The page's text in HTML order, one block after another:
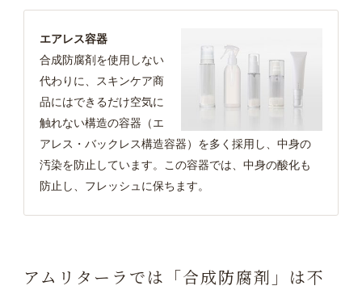
エアレス容器
合成防腐剤を使用しない
代わりに、スキンケア商
品にはできるだけ空気に
触れない構造の容器（エ
アレス・バックレス構造容器）を多く採用し、中身の
汚染を防止しています。この容器では、中身の酸化も
防止し、フレッシュに保ちます。
アムリターラでは「合成防腐剤」は不